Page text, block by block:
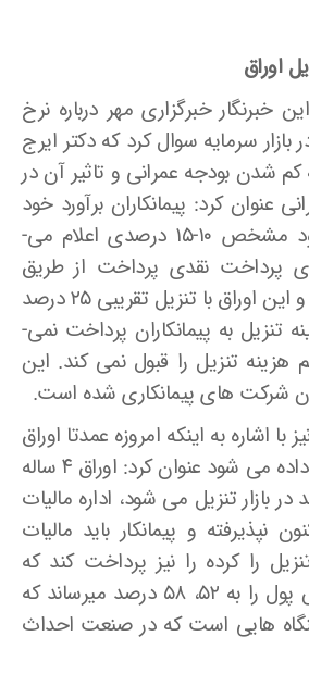
اوراق
خبرنگار خبرگزاری مهر درباره نرخ
بازار سرمایه سوال کرد که دکتر ایرج
کم شدن بودجه عمرانی و تاثیر آن در
عنوان کرد: پیمانکاران برآورد خود
را بر اساس یک سود مشخص ۱۰-۱۵ درصدی اعلام می­
پرداخت نقدی پرداخت از طریق
اوراق انجام می­ گیرد و این اوراق با تنزیل تقریبی ۲۵ درصد
فروخته می ­شود،هزینه تنزیل به پیمانکاران پرداخت نمی­
هزینه تنزیل را قبول نمی­ کند. این
شرکت های پیمانکاری شده است.
اشاره به اینکه امروزه عمدتا اوراق
۴ ساله به پیمانکاران داده می ­شود عنوان کرد: اوراق ۴ ساله
، -۴۴ درصد در بازار تنزیل می ­شود، اداره مالیات
نپذیرفته و پیمانکار باید مالیات
را کرده را نیز پرداخت کند که
هزینه تنزیل یا ریزش پول را به ۵۲، ۵۸ درصد می­رساند که
هایی است که در صنعت احداث